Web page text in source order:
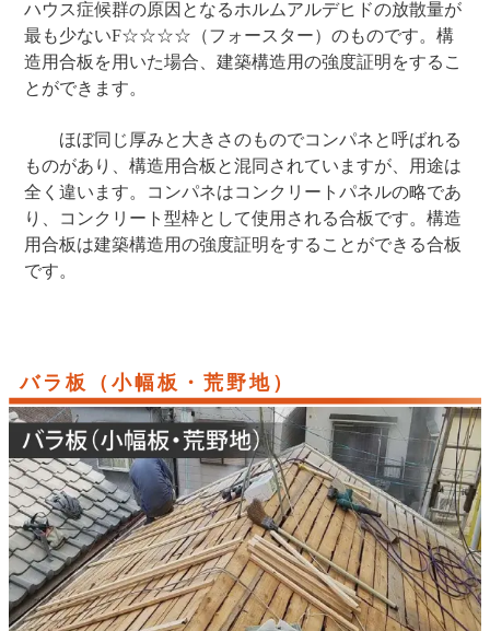
ハウス症候群の原因となるホルムアルデヒドの放散量が
最も少ないF☆☆☆☆（フォースター）のものです。構
造用合板を用いた場合、建築構造用の強度証明をするこ
とができます。
ほぼ同じ厚みと大きさのものでコンパネと呼ばれる
ものがあり、構造用合板と混同されていますが、用途は
全く違います。コンパネはコンクリートパネルの略であ
り、コンクリート型枠として使用される合板です。構造
用合板は建築構造用の強度証明をすることができる合板
です。
バラ板（小幅板・荒野地）